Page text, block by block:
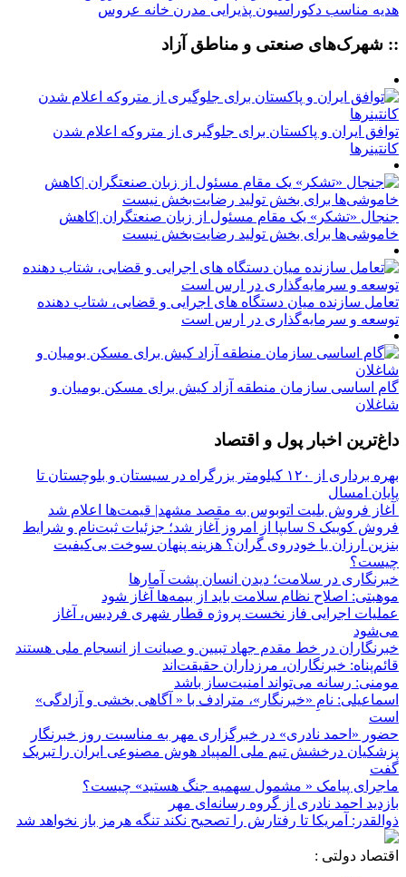
هدیه مناسب دکوراسیون پذیرایی مدرن خانه عروس
:: شهرک‌های صنعتی و مناطق آزاد
توافق ایران و پاکستان برای جلوگیری از متروکه اعلام شدن
کانتینرها
جنجال «تشکر» یک مقام مسئول از زبان صنعتگران |کاهش
خاموشی‌ها برای بخش تولید رضایت‌بخش نیست
تعامل سازنده میان دستگاه‌ های اجرایی و قضایی، شتاب‌ دهنده
توسعه و سرمایه‌گذاری در ارس است
گام اساسی سازمان منطقه آزاد کیش برای مسکن بومیان و
شاغلان
داغ‌ترین اخبار پول و اقتصاد
بهره برداری از ۱۲۰ کیلومتر بزرگراه در سیستان و بلوچستان تا
پایان امسال
آغاز فروش بلیت اتوبوس به مقصد مشهد| قیمت‌ها اعلام شد
فروش کوییک S سایپا از امروز آغاز شد؛ جزئیات ثبت‌نام و شرایط
بنزین ارزان یا خودروی گران؟ هزینه پنهان سوخت بی‌کیفیت
چیست؟
خبرنگاری در سلامت؛ دیدن انسان پشت آمارها
موهبتی: اصلاح نظام سلامت باید از بیمه‌ها آغاز شود
عملیات اجرایی فاز نخست پروژه قطار شهری فردیس، آغاز
می‌شود
خبرنگاران در خط مقدم جهاد تبیین و صیانت از انسجام ملی هستند
قائم‌پناه: ‏خبرنگاران، مرزداران حقیقت‌اند
مومنی: رسانه می‌تواند امنیت‌ساز باشد
اسماعیلی: نامِ «خبرنگار»، مترادف با « آگاهی بخشی و آزادگی»
است
حضور «احمد نادری» در خبرگزاری مهر به مناسبت روز خبرنگار
پزشکیان درخشش تیم ملی المپیاد هوش مصنوعی ایران را تبریک
گفت
ماجرای پیامک « مشمول سهمیه جنگ هستید» چیست؟
بازدید احمد نادری از گروه رسانه‌ای مهر
ذوالقدر: آمریکا تا رفتارش را تصحیح نکند تنگه هرمز باز نخواهد شد
اقتصاد دولتی :